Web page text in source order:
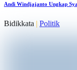
Andi Windjajanto Ungkap
Bidikkata | Politik